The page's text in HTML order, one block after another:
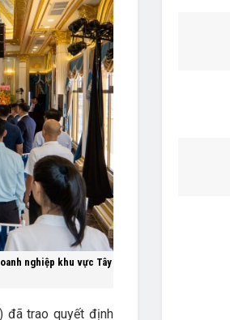
nghiệp khu vực Tây
đã trao quyết định